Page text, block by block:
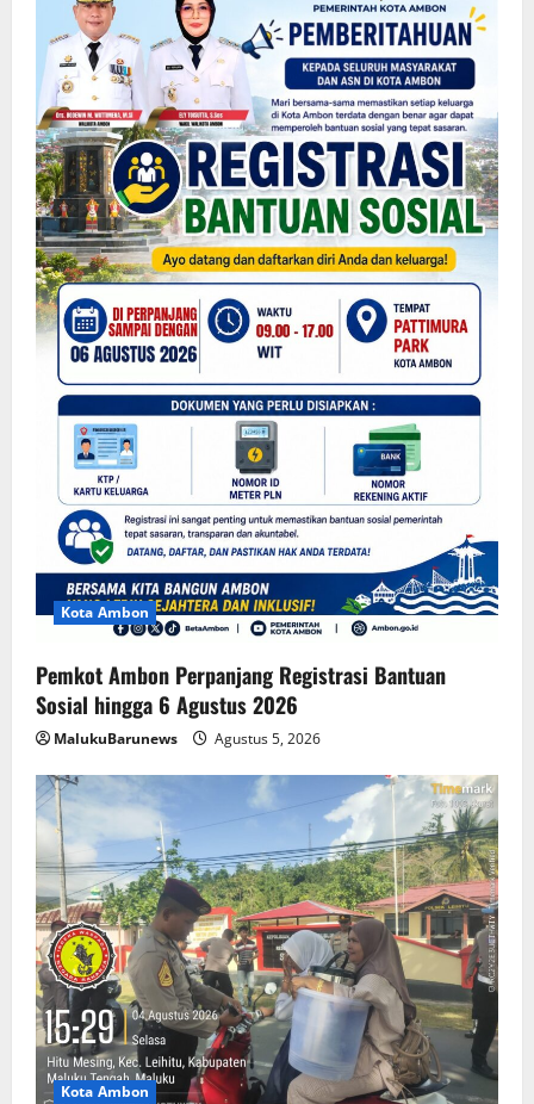
Kota Ambon
Pemkot Ambon Perpanjang Registrasi Bantuan
Sosial hingga 6 Agustus 2026
MalukuBarunews Agustus 5, 2026
Kota Ambon